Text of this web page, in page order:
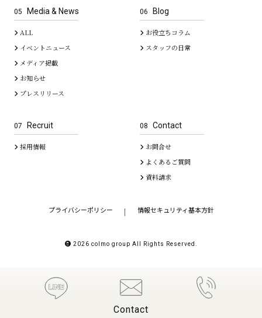
Contact
05 Media & News
ALL
イベントニュース
メディア掲載
お知らせ
プレスリリース
06 Blog
お役立ちコラム
スタッフの日常
07 Recruit
採用情報
08 Contact
お問合せ
よくあるご質問
資料請求
プライバシーポリシー ｜ 情報セキュリティ基本方針
2026 colmo group All Rights Reserved.